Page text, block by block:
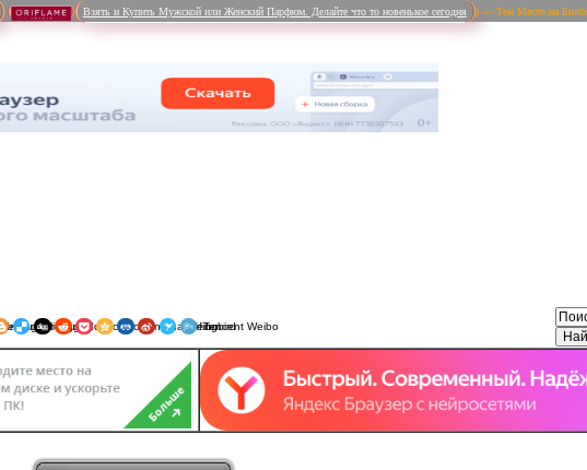
Взять и Купить Мужской или Женский Парфюм. Делайте что то новенькое сегодня ) — Тем Место на
TumblrEvernote
LinkedInLiveJournalDelicious
Diggreddit PocketQzoneRenrenSina Weibo
Surfingbird
Tencent Weibo